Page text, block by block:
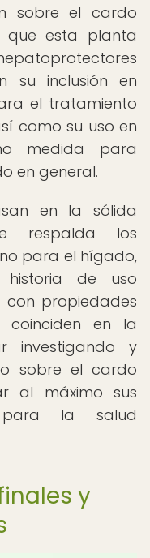
sobre el cardo
que esta planta
su inclusión en
el tratamiento
como su uso en
medida para
en general.
en la sólida
respalda los
para el hígado,
de uso
propiedades
coinciden en la
investigando y
sobre el cardo
al máximo sus
para la salud
y